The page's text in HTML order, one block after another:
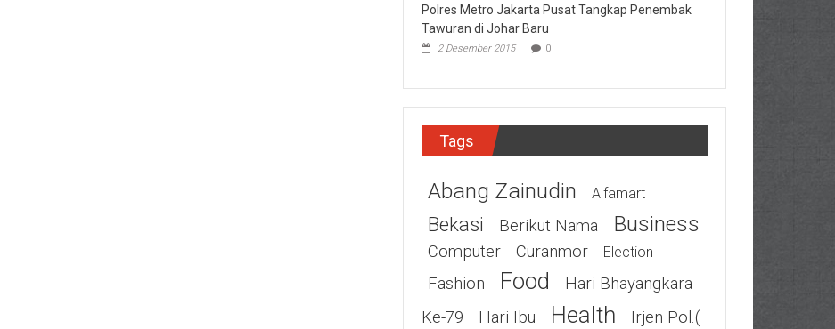
Polres Metro Jakarta Pusat Tangkap Penembak
Tawuran di Johar Baru
2 Desember 2015 0
Tags
Abang Zainudin Alfamart
Bekasi Berikut Nama Business
Computer Curanmor Election
Fashion Food
Hari Bhayangkara
Ke-79
Hari Ibu Health
Irjen Pol.(